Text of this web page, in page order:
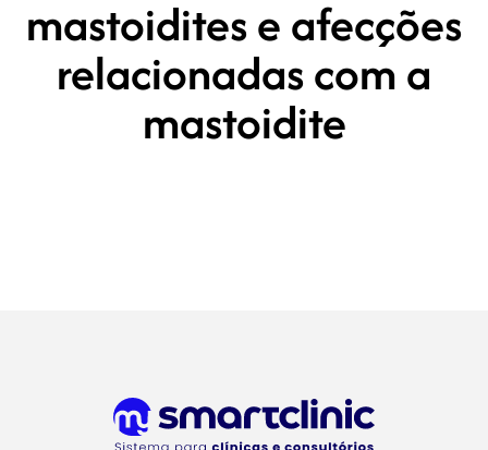
mastoidites e afecções
relacionadas com a
mastoidite